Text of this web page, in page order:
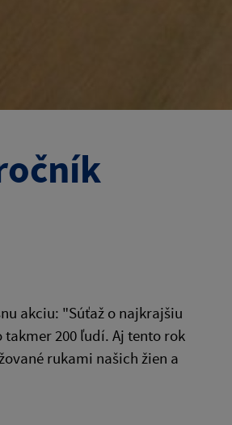
akciu: "Súťaž o najkrajšiu
200 ľudí. Aj tento rok
rukami našich žien a